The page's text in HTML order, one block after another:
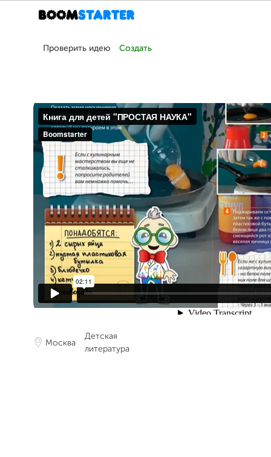
Проверить идею Создать
Москва
Детская
литература